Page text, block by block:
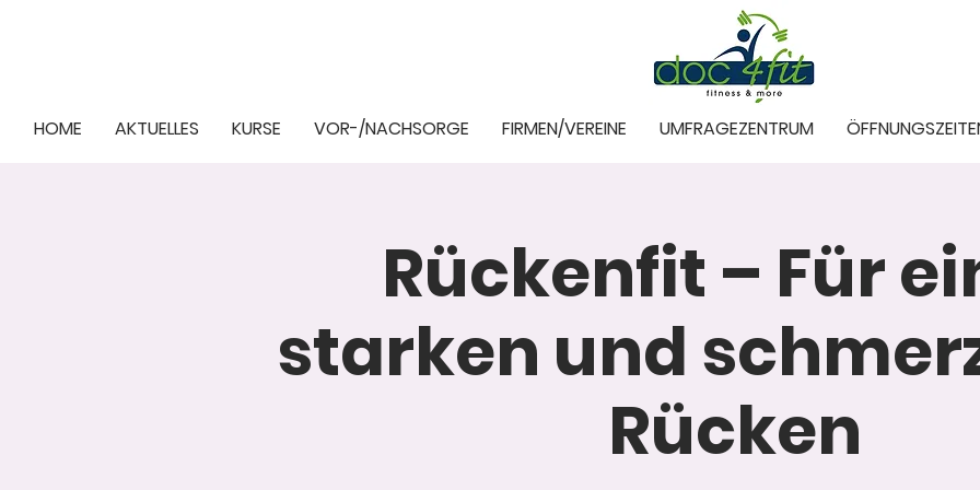
HOME AKTUELLES KURSE VOR-/NACHSORGE FIRMEN/VEREINE UMFRAGEZENTRUM
Rückenfit – Für
starken und
Rücken